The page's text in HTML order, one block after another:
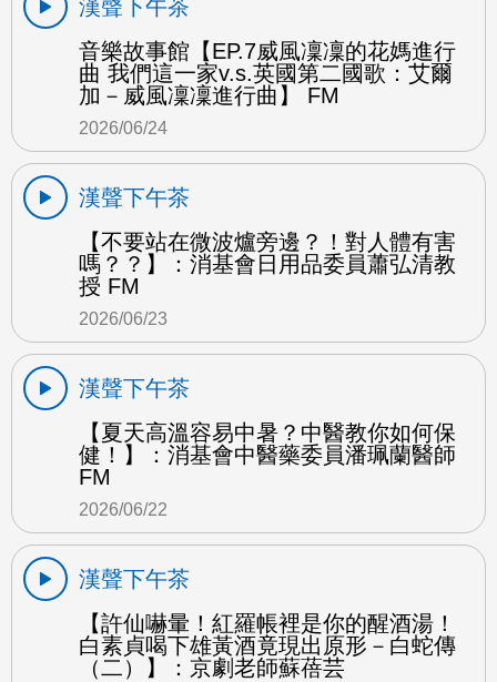
漢聲下午茶
音樂故事館【EP.7威風凜凜的花媽進行
曲 我們這一家v.s.英國第二國歌：艾爾
加－威風凜凜進行曲】 FM
2026/06/24
漢聲下午茶
【不要站在微波爐旁邊？！對人體有害
嗎？？】：消基會日用品委員蕭弘清教
授 FM
2026/06/23
漢聲下午茶
【夏天高溫容易中暑？中醫教你如何保
健！】：消基會中醫藥委員潘珮蘭醫師
FM
2026/06/22
漢聲下午茶
【許仙嚇暈！紅羅帳裡是你的醒酒湯！
白素貞喝下雄黃酒竟現出原形－白蛇傳
（二）】：京劇老師蘇蓓芸